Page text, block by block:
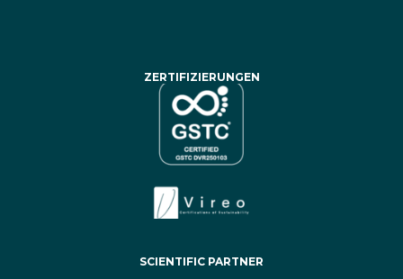
ZERTIFIZIERUNGEN
SCIENTIFIC PARTNER